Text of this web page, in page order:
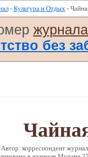
- Культура и Отдых-
без
Автор: корреспондент